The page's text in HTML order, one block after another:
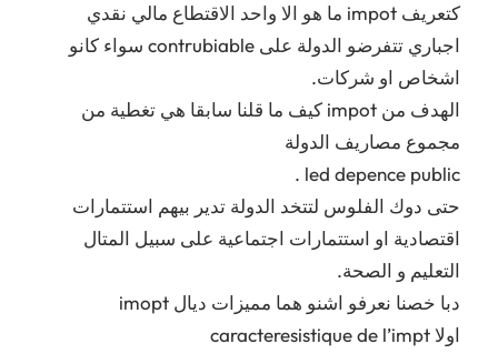
كتعريف impot ما هو الا واحد الاقتطاع مالي نقدي
اجباري تتفرضو الدولة على contrubiable سواء كانو
اشخاص او شركات.
الهدف من impot كيف ما قلنا سابقا هي تغطية من
مجموع مصاريف الدولة
led depence public .
حتى دوك الفلوس لتتخد الدولة تدير بيهم استتمارات
اقتصادية او استتمارات اجتماعية على سبيل المتال
التعليم و الصحة.
دبا خصنا نعرفو اشنو هما مميزات ديال imopt
اولا caracteresistique de l’impt